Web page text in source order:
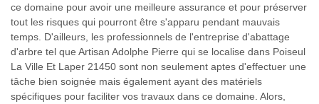
ce domaine pour avoir une meilleure assurance et pour préserver
tout les risques qui pourront être s'apparu pendant mauvais
temps. D'ailleurs, les professionnels de l'entreprise d'abattage
d'arbre tel que Artisan Adolphe Pierre qui se localise dans Poiseul
La Ville Et Laper 21450 sont non seulement aptes d'effectuer une
tâche bien soignée mais également ayant des matériels
spécifiques pour faciliter vos travaux dans ce domaine. Alors,